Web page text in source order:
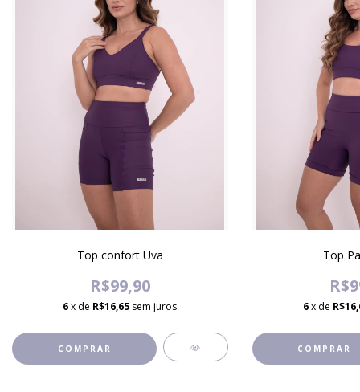
Top confort Uva
R$99,90
6x de R$16,65 sem juros
COMPRAR
Top
6x de
COMPRAR